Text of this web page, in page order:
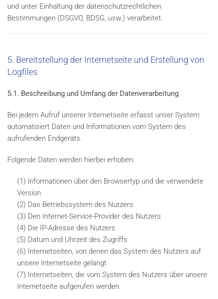
und unter Einhaltung der datenschutzrechtlichen
Bestimmungen (DSGVO, BDSG, usw.) verarbeitet.
5. Bereitstellung der Internetseite und Erstellung von
Logfiles
5.1. Beschreibung und Umfang der Datenverarbeitung
Bei jedem Aufruf unserer Internetseite erfasst unser System
automatisiert Daten und Informationen vom System des
aufrufenden Endgeräts.
Folgende Daten werden hierbei erhoben:
(1) Informationen über den Browsertyp und die verwendete
Version
(2) Das Betriebssystem des Nutzers
(3) Den Internet-Service-Provider des Nutzers
(4) Die IP-Adresse des Nutzers
(5) Datum und Uhrzeit des Zugriffs
(6) Internetseiten, von denen das System des Nutzers auf
unsere Internetseite gelangt
(7) Internetseiten, die vom System des Nutzers über unsere
Internetseite aufgerufen werden.